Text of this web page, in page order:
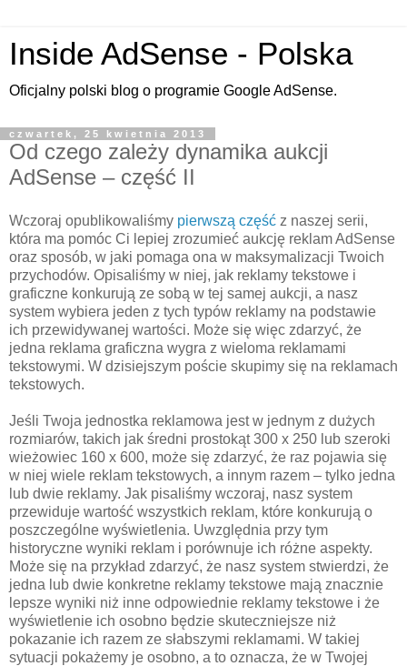
Inside AdSense - Polska
Oficjalny polski blog o programie Google AdSense.
czwartek, 25 kwietnia 2013
Od czego zależy dynamika aukcji
AdSense – część II
Wczoraj opublikowaliśmy pierwszą część z naszej serii,
która ma pomóc Ci lepiej zrozumieć aukcję reklam AdSense
oraz sposób, w jaki pomaga ona w maksymalizacji Twoich
przychodów. Opisaliśmy w niej, jak reklamy tekstowe i
graficzne konkurują ze sobą w tej samej aukcji, a nasz
system wybiera jeden z tych typów reklamy na podstawie
ich przewidywanej wartości. Może się więc zdarzyć, że
jedna reklama graficzna wygra z wieloma reklamami
tekstowymi. W dzisiejszym poście skupimy się na reklamach
tekstowych.
Jeśli Twoja jednostka reklamowa jest w jednym z dużych
rozmiarów, takich jak średni prostokąt 300 x 250 lub szeroki
wieżowiec 160 x 600, może się zdarzyć, że raz pojawia się
w niej wiele reklam tekstowych, a innym razem – tylko jedna
lub dwie reklamy. Jak pisaliśmy wczoraj, nasz system
przewiduje wartość wszystkich reklam, które konkurują o
poszczególne wyświetlenia. Uwzględnia przy tym
historyczne wyniki reklam i porównuje ich różne aspekty.
Może się na przykład zdarzyć, że nasz system stwierdzi, że
jedna lub dwie konkretne reklamy tekstowe mają znacznie
lepsze wyniki niż inne odpowiednie reklamy tekstowe i że
wyświetlenie ich osobno będzie skuteczniejsze niż
pokazanie ich razem ze słabszymi reklamami. W takiej
sytuacji pokażemy je osobno, a to oznacza, że w Twojej